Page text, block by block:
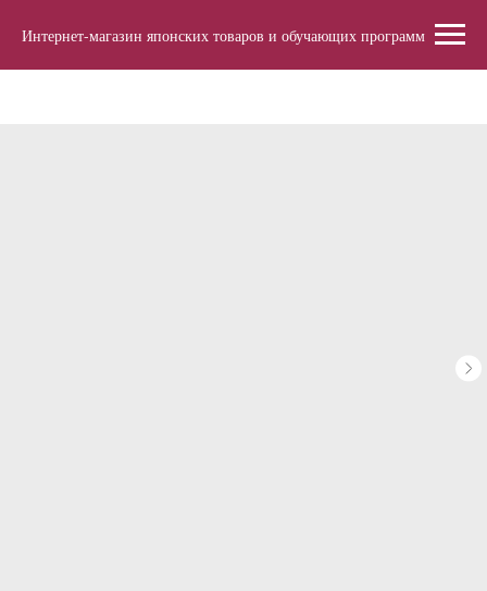
Интернет-магазин японских товаров и обучающих программ